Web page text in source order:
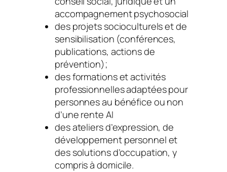
accompagnement psychosocial
des projets socioculturels et de
sensibilisation (conférences,
publications, actions de
prévention);
des formations et activités
professionnelles adaptées pour
personnes au bénéfice ou non
d’une rente AI
des ateliers d’expression, de
développement personnel et
des solutions d’occupation, y
compris à domicile.